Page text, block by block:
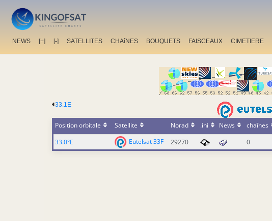
NEWS [+] [-] SATELLITES CHAîNES BOUQUETS FAISCEAUX CIMETIERE
33.1E
Position orbitale Satellite Norad .ini News chaînes
33.0°E
Eutelsat 33F 29270 0